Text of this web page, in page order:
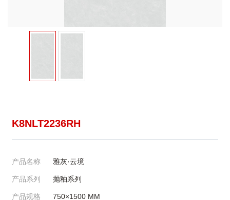
K8NLT2236RH
产品名称 雅灰·云境
产品系列 抛釉系列
产品规格 750×1500 MM